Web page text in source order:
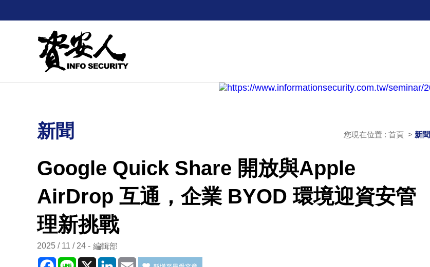
新聞 您現在位置 : 首頁 > 新聞
Google Quick Share 開放與Apple
AirDrop 互通，企業 BYOD 環境迎資安管
理新挑戰
2025 / 11 / 24 編輯部
Facebook
Line X LinkedInEmail